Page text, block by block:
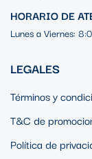
HORARIO DE
Lunes a Viernes:
LEGALES
Términos y
T&C de
Política de